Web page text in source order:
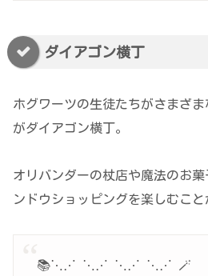
ダイアゴン横丁
ホグワーツの生徒たちがさまざ
がダイアゴン横丁。
オリバンダーの杖店や魔法のお
ンドウショッピングを楽しむこと
📚⋱⋰ ⋱⋰ ⋱⋰ ⋱⋰ 🪄